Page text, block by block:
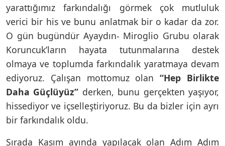
yarattığımız farkındalığı görmek çok mutluluk
verici bir his ve bunu anlatmak bir o kadar da zor.
O gün bugündür Ayaydın- Miroglio Grubu olarak
Koruncuk’ların hayata tutunmalarına destek
olmaya ve toplumda farkındalık yaratmaya devam
ediyoruz. Çalışan mottomuz olan“Hep Birlikte
Daha Güçlüyüz” derken, bunu gerçekten yaşıyor,
hissediyor ve içselleştiriyoruz. Bu da bizler için ayrı
bir farkındalık oldu.
Sırada Kasım ayında yapılacak olan Adım Adım